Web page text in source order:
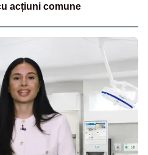
acțiuni comune